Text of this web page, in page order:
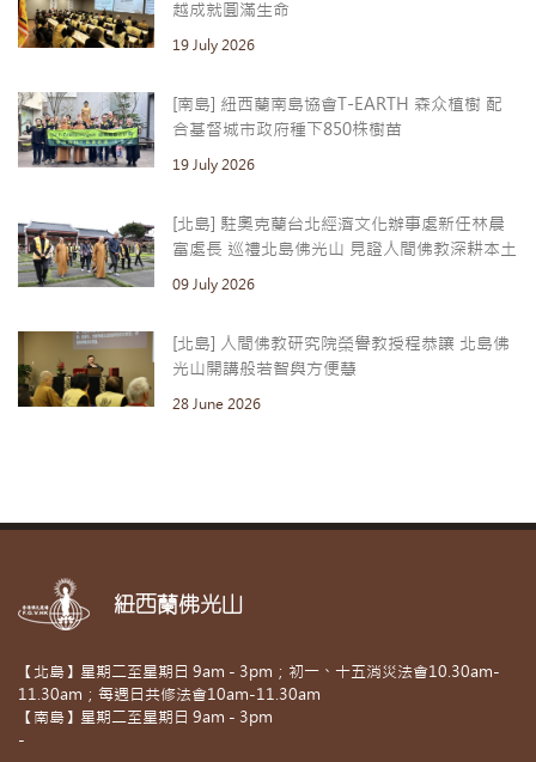
越成就圓滿生命
19 July 2026
[南島] 紐西蘭南島協會T-EARTH 森众植樹 配
合基督城市政府種下850株樹苗
19 July 2026
[北島] 駐奧克蘭台北經濟文化辦事處新任林晨
富處長 巡禮北島佛光山 見證人間佛教深耕本土
09 July 2026
[北島] 人間佛教研究院榮譽教授程恭讓 北島佛
光山開講般若智與方便慧
28 June 2026
紐西蘭佛光山
【北島】星期二至星期日 9am - 3pm；初一、十五消災法會10.30am-
11.30am；每週日共修法會10am-11.30am
【南島】星期二至星期日 9am - 3pm
-